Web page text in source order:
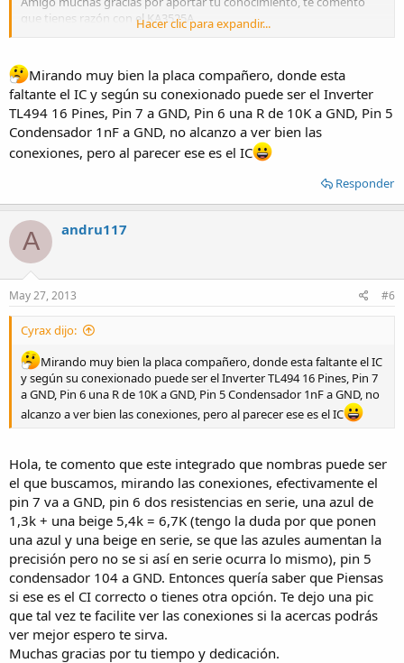
que tienes razón con el KA3525A
ese integrado lo trae el circuito pero es uno de los que aparece en la
seguramente ese no es el que estoy buscando, Muchas gracias y
estoy atento a tus aportes.
Hacer clic para expandir...
Mirando muy bien la placa compañero, donde esta
faltante el IC y según su conexionado puede ser el Inverter
TL494 16 Pines, Pin 7 a GND, Pin 6 una R de 10K a GND, Pin 5
Condensador 1nF a GND, no alcanzo a ver bien las
conexiones, pero al parecer ese es el IC
Responder
A andru117
May 27, 2013 #6
Cyrax dijo:
Mirando muy bien la placa compañero, donde esta faltante el IC
y según su conexionado puede ser el Inverter TL494 16 Pines, Pin 7
a GND, Pin 6 una R de 10K a GND, Pin 5 Condensador 1nF a GND, no
alcanzo a ver bien las conexiones, pero al parecer ese es el IC
Hola, te comento que este integrado que nombras puede ser
el que buscamos, mirando las conexiones, efectivamente el
pin 7 va a GND, pin 6 dos resistencias en serie, una azul de
1,3k + una beige 5,4k = 6,7K (tengo la duda por que ponen
una azul y una beige en serie, se que las azules aumentan la
precisión pero no se si así en serie ocurra lo mismo), pin 5
condensador 104 a GND. Entonces quería saber que Piensas
si ese es el CI correcto o tienes otra opción. Te dejo una pic
que tal vez te facilite ver las conexiones si la acercas podrás
ver mejor espero te sirva.
Muchas gracias por tu tiempo y dedicación.